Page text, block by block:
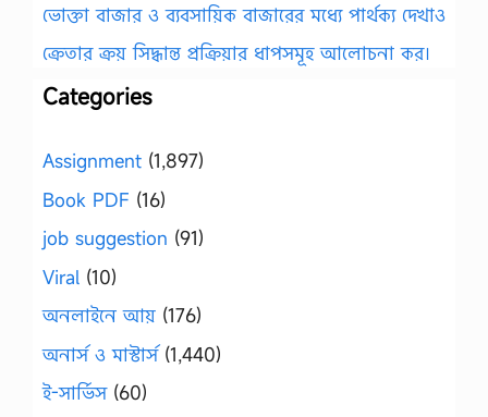
ভোক্তা বাজার ও ব্যবসায়িক বাজারের মধ্যে পার্থক্য দেখাও
ক্রেতার ক্রয় সিদ্ধান্ত প্রক্রিয়ার ধাপসমূহ আলোচনা কর।
Categories
Assignment (1,897)
Book PDF (16)
job suggestion (91)
Viral (10)
অনলাইনে আয় (176)
অনার্স ও মাস্টার্স(1,440)
ই-সার্ভিস(60)